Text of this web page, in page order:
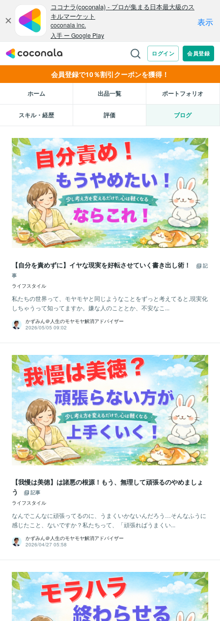
会員登録で10％割引クーポンを獲得！
ホーム 出品一覧 ポートフォリオ
スキル・経歴 評価 ブログ
【自分を責めずに】イヤな現実を好転させていく書き出し術！
記
事
ライフスタイル
私たちの世界って、モヤモヤと同じようなことをずっと考えてると,現実化
しちゃうって知ってますか。嫌な人のこととか、不安なこ...
かずみん＠人生のモヤモヤ解消アドバイザー
2026/05/05 09:02
【我慢は美徳】は諸悪の根源！もう、無理して頑張るのやめましょ
う
記事
ライフスタイル
なんでこんなに頑張ってるのに、うまくいかないんだろう…そんなふうに
感じたこと、ないですか？私たちって、「頑張ればうまくい...
かずみん＠人生のモヤモヤ解消アドバイザー
2026/04/27 05:58